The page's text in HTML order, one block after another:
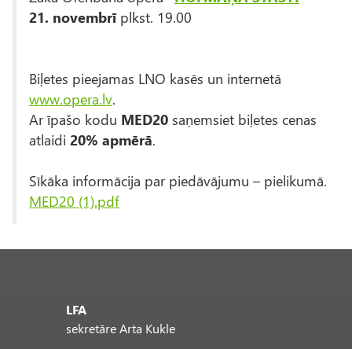
21. novembrīplkst. 19.00
Biļetes pieejamas LNO kasēs un internetā
www.opera.lv.
Ar īpašo kodu MED20 saņemsiet biļetes cenas
atlaidi 20% apmērā.
Sīkāka informācija par piedāvājumu – pielikumā.
D
MED20 (1).pdf
LFA
sekretāre Arta Kukle